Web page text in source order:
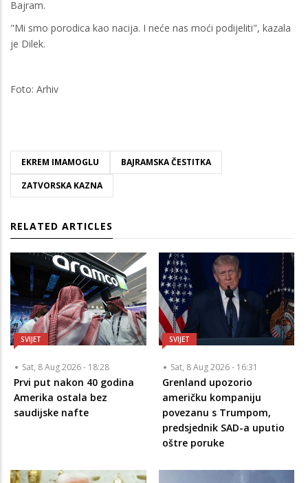
Bajram.
"Mi smo porodica kao nacija. I neće nas moći podijeliti", kazala
je Dilek.
Foto: Arhiv
EKREM IMAMOGLU
BAJRAMSKA ČESTITKA
ZATVORSKA KAZNA
RELATED ARTICLES
SVIJET
Sat, 8 Aug 2026 - 18:28
Prvi put nakon 40 godina
Amerika ostala bez
saudijske nafte
SVIJET
Sat, 8 Aug 2026 - 16:31
Grenland upozorio
američku kompaniju
povezanu s Trumpom,
predsjednik SAD-a uputio
oštre poruke